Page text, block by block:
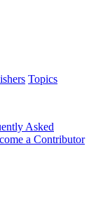
Topics
Asked
a Contributor